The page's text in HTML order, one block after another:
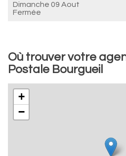
Dimanche 09 Aout
Fermée
Où trouver votre
Postale Bourgueil
+
−